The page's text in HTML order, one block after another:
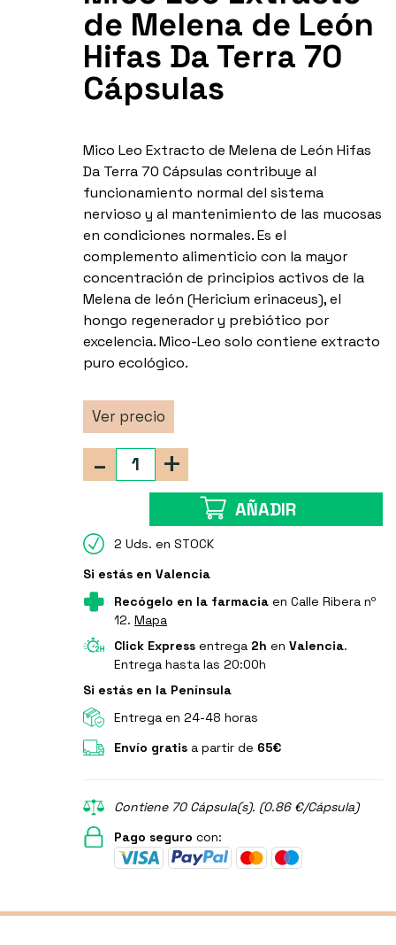
de Melena de León
Hifas Da Terra 70
Cápsulas
Mico Leo Extracto de Melena de León Hifas
Da Terra 70 Cápsulas contribuye al
funcionamiento normal del sistema
nervioso y al mantenimiento de las mucosas
en condiciones normales. Es el
complemento alimenticio con la mayor
concentración de principios activos de la
Melena de león (Hericium erinaceus), el
hongo regenerador y prebiótico por
excelencia. Mico-Leo solo contiene extracto
puro ecológico.
Ver precio
+
-
AÑADIR
2 Uds. en STOCK
Si estás en Valencia
Recógelo en la farmacia en Calle Ribera nº
12.Mapa
Click Express entrega 2h enValencia.
Entrega hasta las 20:00h
Si estás en la Península
Entrega en 24-48 horas
Envío gratis a partir de 65€
Contiene 70 Cápsula(s). (0.86 €/Cápsula)
Pago seguro con: